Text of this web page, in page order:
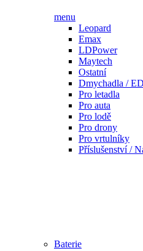
menu
Leopard
Emax
LDPower
Maytech
Ostatní
Dmychadla /
Pro letadla
Pro auta
Pro lodě
Pro drony
Pro vrtulníky
Příslušenství /
Baterie